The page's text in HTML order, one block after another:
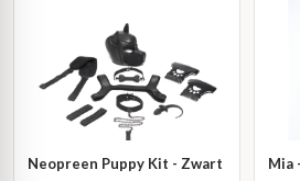
Neopreen Puppy Kit - Zwart Mia